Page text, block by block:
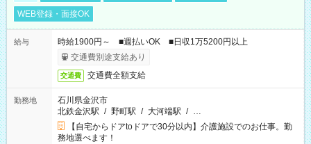
WEB登録・面接OK
給与
時給1900円～ ■週払いOK ■日収1万5200円以上
交通費別途支給あり
交通費 交通費全額支給
勤務地
石川県金沢市
北鉄金沢駅 / 野町駅 / 大河端駅 / …
【自宅からドアtoドアで30分以内】介護施設でのお仕事。勤
務地選べます！